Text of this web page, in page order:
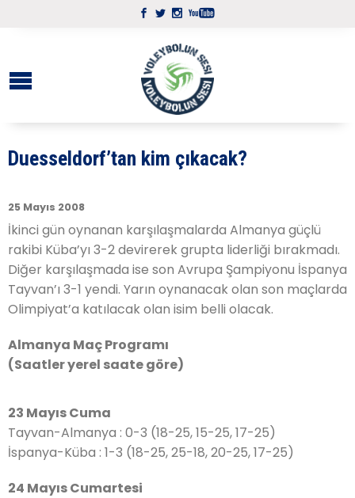
Duesseldorf’tan kim çıkacak?
25 Mayıs 2008
İkinci gün oynanan karşılaşmalarda Almanya güçlü
rakibi Küba’yı 3-2 devirerek grupta liderliği bırakmadı.
Diğer karşılaşmada ise son Avrupa Şampiyonu İspanya
Tayvan’ı 3-1 yendi. Yarın oynanacak olan son maçlarda
Olimpiyat’a katılacak olan isim belli olacak.
Almanya Maç Programı
(Saatler yerel saate göre)
23 Mayıs Cuma
Tayvan-Almanya : 0-3 (18-25, 15-25, 17-25)
İspanya-Küba : 1-3 (18-25, 25-18, 20-25, 17-25)
24 Mayıs Cumartesi